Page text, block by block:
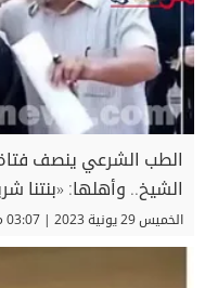
الطب الشرعي ينصف
الشيخ.. وأهلها: «بنتنا
الخميس 29 يونية 2023 | 03:07 مساءً